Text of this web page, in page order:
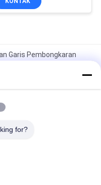
Garis Pembongkaran
Turunkan Tekan Roda
Troli Pendukung Putar
for?